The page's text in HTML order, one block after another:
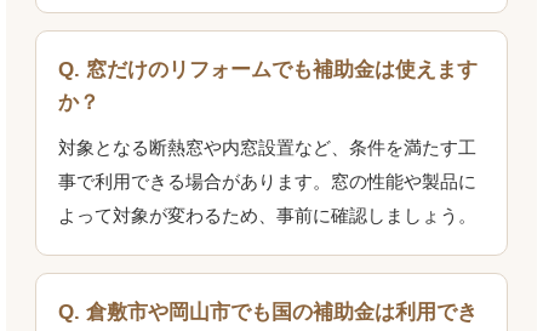
Q. 窓だけのリフォームでも補助金は使えます
か？
対象となる断熱窓や内窓設置など、条件を満たす工
事で利用できる場合があります。窓の性能や製品に
よって対象が変わるため、事前に確認しましょう。
Q. 倉敷市や岡山市でも国の補助金は利用でき